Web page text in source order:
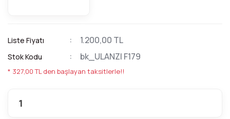
Liste Fiyatı 1.200,00 TL
Stok Kodu bk_ULANZI F179
* 327,00 TL den başlayan taksitlerle!!